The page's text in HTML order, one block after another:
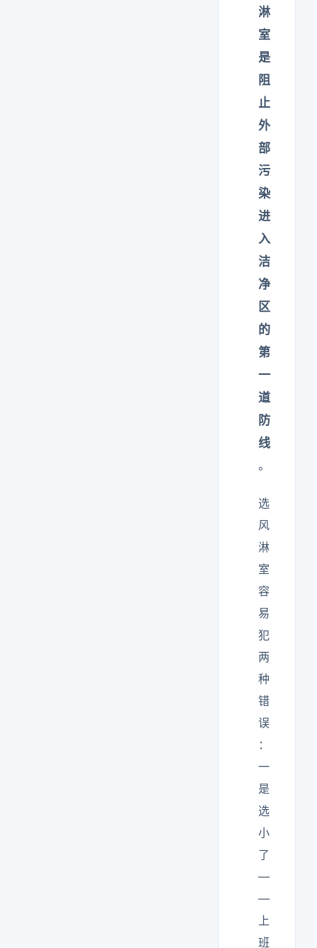
淋
室
是
阻
止
外
部
污
染
进
入
洁
净
区
的
第
一
道
防
线
。
选
风
淋
室
容
易
犯
两
种
错
误
：
一
是
选
小
了
—
—
上
班